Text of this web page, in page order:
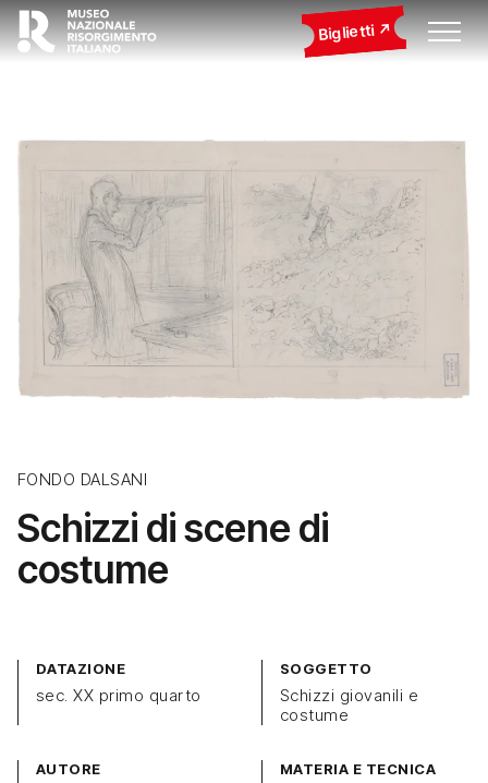
Biglietti
FONDO DALSANI
Schizzi di scene di
costume
DATAZIONE
sec. XX primo quarto
SOGGETTO
Schizzi giovanili e
costume
AUTORE MATERIA E TECNICA